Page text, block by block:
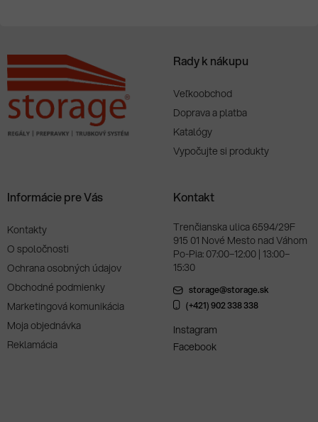
Rady k nákupu
Veľkoobchod
Doprava a platba
Katalógy
Vypočujte si produkty
Informácie pre Vás
Kontakty
O spoločnosti
Ochrana osobných údajov
Obchodné podmienky
Marketingová komunikácia
Moja objednávka
Reklamácia
Kontakt
Trenčianska ulica 6594/29F
915 01 Nové Mesto nad Váhom
Po-Pia: 07:00–12:00 | 13:00–
15:30
storage@storage.sk
(+421) 902 338 338
Instagram
Facebook